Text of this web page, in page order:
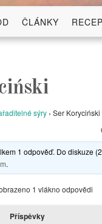
ČLÁNKY
sýry › Ser Koryciński
1 odpověď. Do diskuze
.
1 vlákno odpovědi
Příspěvky